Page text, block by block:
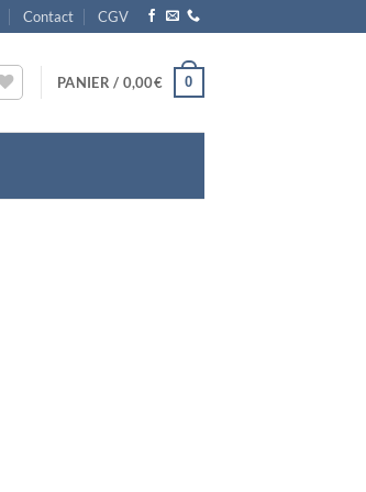
Contact CGV
PANIER / 0,00€ 0